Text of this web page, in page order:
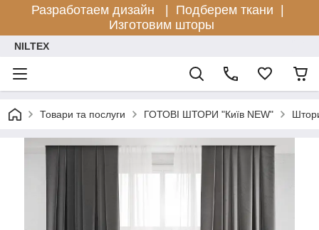
Разработаем дизайн |
Подберем ткани |
Изготовим шторы
NILTEX
Товари та послуги ГОТОВІ ШТОРИ "Київ NEW"